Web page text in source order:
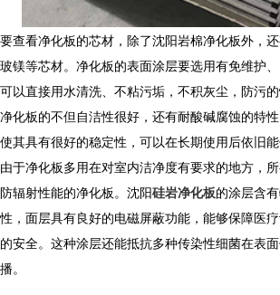
要查看净化板的芯材，除了沈阳岩棉净化板外，
玻镁等芯材。净化板的表面涂层要选用有免维护
可以直接用水清洗、不粘污垢，不积灰尘，防污
净化板的不但自洁性很好，还有耐酸碱腐蚀的特
使其具有很好的稳定性，可以在长期使用后依旧
由于净化板多用在对室内洁净度有要求的地方，所
防辐射性能的净化板。沈阳硅岩净化板的涂层含
性，面层具有良好的电磁屏蔽功能，能够保障医
的安全。这种涂层还能抵抗多种传染性细菌在表
播。